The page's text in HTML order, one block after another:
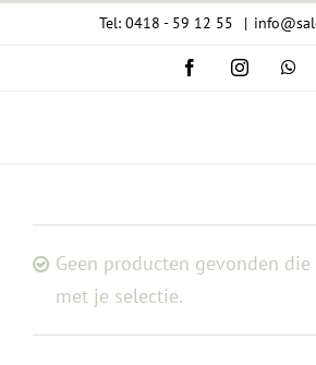
Tel: 0418 - 59 12 55 |
FacebookInstagram
Geen producten gevonden
met je selectie.